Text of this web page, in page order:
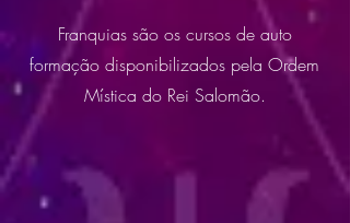
Franquias são os cursos de auto
formação disponibilizados pela Ordem
Mística do Rei Salomão.